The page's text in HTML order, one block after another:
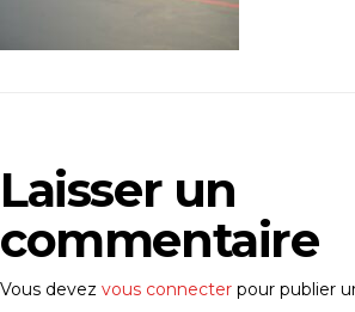
Laisser un
commentaire
Vous devez vous connecter pour publier